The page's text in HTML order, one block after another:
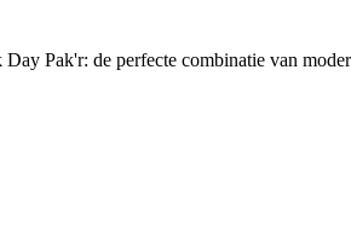
Day Pak'r: de perfecte combinatie van